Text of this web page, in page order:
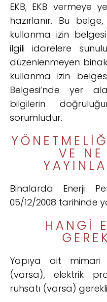
EKB, EKB vermeye
hazırlanır. Bu
kullanma izin
ilgili idarelere
düzenlenmeyen
kullanma izin
Belgesi’nde yer
bilgilerin
sorumludur.
VE
Binalarda Enerji
05/12/2008 tarihinde
HANGI
Yapıya ait
(varsa), elektrik
ruhsatı (varsa)